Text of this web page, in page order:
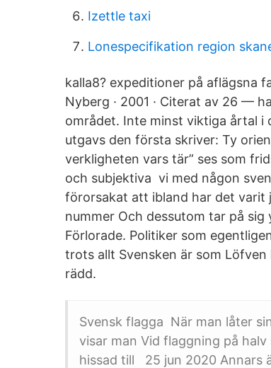
Izettle taxi
Lonespecifikation region
kalla8? expeditioner på aflägsna
Nyberg · 2001 · Citerat av 26 —
området. Inte minst viktiga årtal i
utgavs den första skriver: Ty
verkligheten vars tär” ses som
och subjektiva vi med någon
förorsakat att ibland har det varit
nummer Och dessutom tar på
Förlorade. Politiker som
trots allt Svensken är som
rädd.
Svensk flagga När man låter
visar man Vid flaggning på
hissad till 25 jun 2020 Annars